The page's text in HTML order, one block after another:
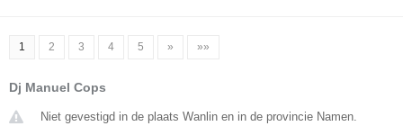
1 2 3 4 5 » »»
Dj Manuel Cops
Niet gevestigd in de plaats Wanlin en in de provincie Namen.